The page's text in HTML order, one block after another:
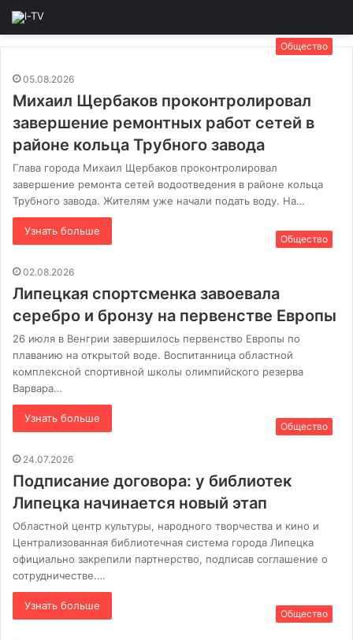
Общество
05.08.2026
Михаил Щербаков проконтролировал
завершение ремонтных работ сетей в
районе кольца Трубного завода
Глава города Михаил Щербаков проконтролировал
завершение ремонта сетей водоотведения в районе кольца
Трубного завода. Жителям уже начали подать воду. На…
Узнать больше
Общество
02.08.2026
Липецкая спортсменка завоевала
серебро и бронзу на первенстве Европы
26 июля в Венгрии завершилось первенство Европы по
плаванию на открытой воде. Воспитанница областной
комплексной спортивной школы олимпийского резерва
Варвара…
Узнать больше
Общество
24.07.2026
Подписание договора: у библиотек
Липецка начинается новый этап
Областной центр культуры, народного творчества и кино и
Централизованная библиотечная система города Липецка
официально закрепили партнерство, подписав соглашение о
сотрудничестве.…
Узнать больше
Общество